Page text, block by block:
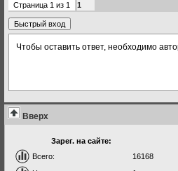
Страница 1 из 1 1
Чтобы оставить ответ, необходимо
Вверх
Зарег. на сайте:
Всего:
16168